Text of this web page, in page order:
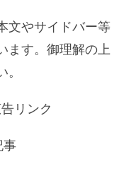
文やサイドバー等
ます。御理解の上
リンク
事